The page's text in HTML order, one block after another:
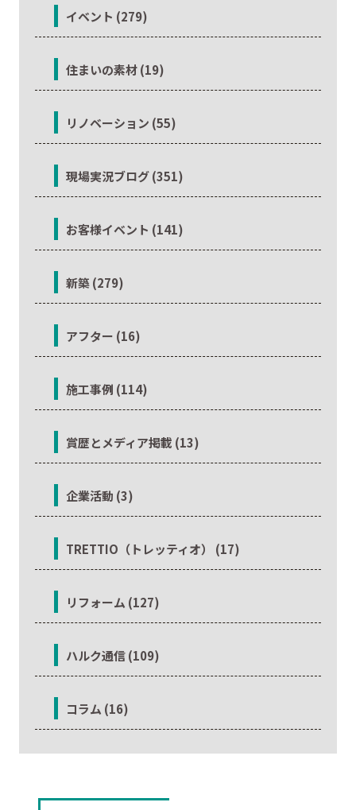
イベント (279)
住まいの素材 (19)
リノベーション (55)
現場実況ブログ (351)
お客様イベント (141)
新築 (279)
アフター (16)
施工事例 (114)
賞歴とメディア掲載 (13)
企業活動 (3)
TRETTIO（トレッティオ） (17)
リフォーム (127)
ハルク通信 (109)
コラム (16)